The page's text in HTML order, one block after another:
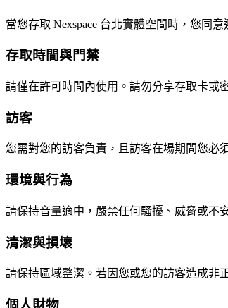
當您存取 Nexspace 台北實體空間時，您同意
存取時間與門禁
請僅在許可時間內使用。請勿分享存取卡或
訪客
您需對您的訪客負責，且訪客在場期間您必
環境與行為
請保持音量適中，嚴禁任何騷擾、威脅或不
清潔與損壞
請保持區域整潔。若因您或您的訪客造成非
個人財物